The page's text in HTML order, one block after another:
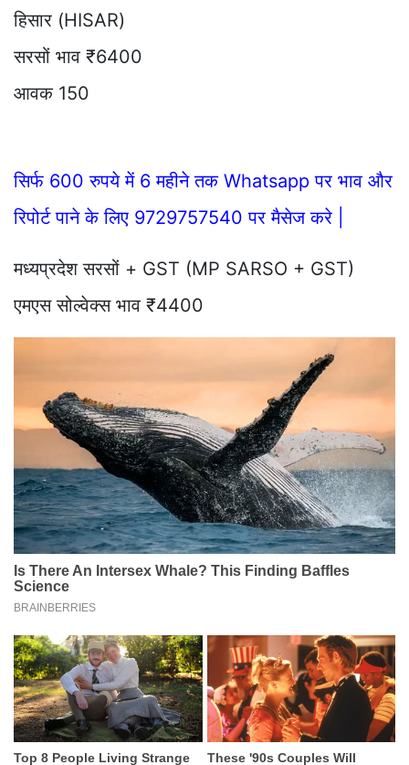
हिसार (HISAR)
सरसों भाव ₹6400
आवक 150
सिर्फ 600 रुपये में 6 महीने तक Whatsapp पर भाव और
रिपोर्ट पाने के लिए 9729757540 पर मैसेज करे |
मध्यप्रदेश सरसों + GST (MP SARSO + GST)
एमएस सोल्वेक्स भाव ₹4400